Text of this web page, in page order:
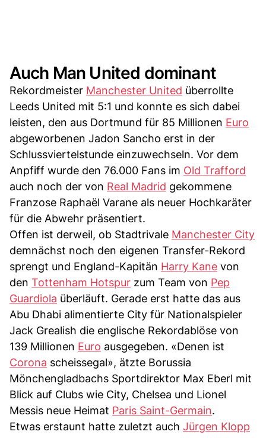
Auch Man United dominant
Rekordmeister Manchester United überrollte
Leeds United mit 5:1 und konnte es sich dabei
leisten, den aus Dortmund für 85 Millionen Euro
abgeworbenen Jadon Sancho erst in der
Schlussviertelstunde einzuwechseln. Vor dem
Anpfiff wurde den 76.000 Fans im Old Trafford
auch noch der von Real Madrid gekommene
Franzose Raphaël Varane als neuer Hochkaräter
für die Abwehr präsentiert.
Offen ist derweil, ob Stadtrivale Manchester City
demnächst noch den eigenen Transfer-Rekord
sprengt und England-Kapitän Harry Kane von
den Tottenham Hotspur zum Team von Pep
Guardiola überläuft. Gerade erst hatte das aus
Abu Dhabi alimentierte City für Nationalspieler
Jack Grealish die englische Rekordablöse von
139 Millionen Euro ausgegeben. «Denen ist
Corona scheissegal», ätzte Borussia
Mönchengladbachs Sportdirektor Max Eberl mit
Blick auf Clubs wie City, Chelsea und Lionel
Messis neue Heimat Paris Saint-Germain.
Etwas erstaunt hatte zuletzt auch Jürgen Klopp